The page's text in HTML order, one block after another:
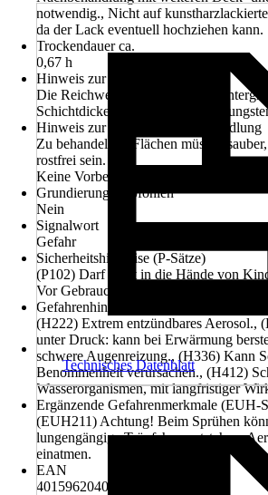
notwendig., Nicht auf
da der Lack eventuell hochziehen kann.
Trockendauer ca.
0,67 h
Hinweis zur Reichweite
Die Reichweite variiert je nach
Schichtdickenauftrag und
Hinweis zur Untergrundvorbehandlung
Zu behandelnde Flächen müssen
rostfrei sein.
Keine Vorbehandlung mit
Grundierung empfohlen
Nein
Signalwort
Gefahr
Sicherheitshinweise (P-Sätze)
(P102) Darf nicht in die Hände von
Vor Gebrauch Kennzeichnungsetikett
Gefahrenhinweise (H-Sätze)
(H222) Extrem entzündbares Aerosol.,
unter Druck: kann bei Erwärmung
schwere Augenreizung., (H336) Kann
Benommenheit verursachen., (H412)
Wasserorganismen, mit langfristiger
Ergänzende Gefahrenmerkmale (EUH-
(EUH211) Achtung! Beim Sprühen
lungengängige Tröpfchen entstehen.
einatmen.
EAN
4015962040472
Technisches Datenblatt